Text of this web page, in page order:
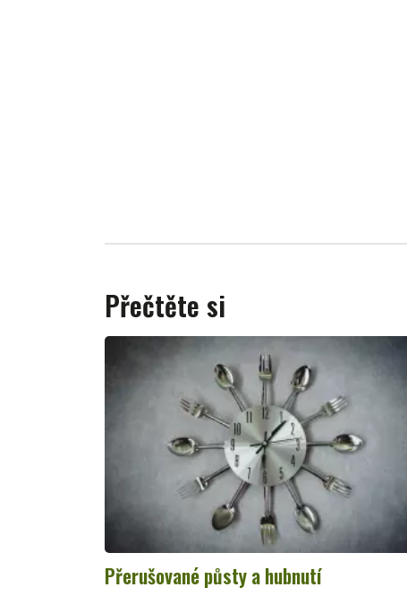
Přečtěte si
Přerušované půsty a hubnutí